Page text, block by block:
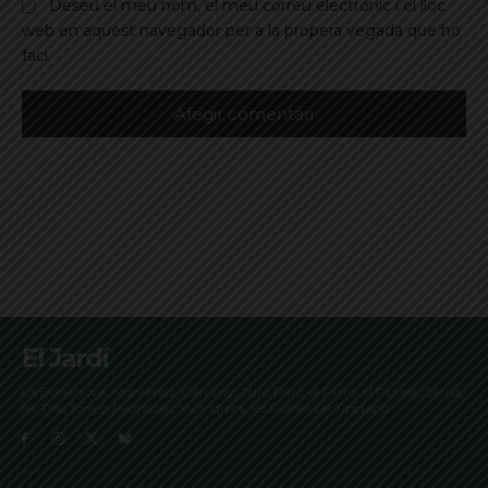
Deseu el meu nom, el meu correu electrònic i el lloc
web en aquest navegador per a la propera vegada que ho
faci.
El Jardí
La Bonanova, Monterols, Galvany, Turó Parc, el Farró, el Putxet, Sarrià,
les Tres Torres, Pedralbes, Vallvidrera, les Planes i el Tibidabo